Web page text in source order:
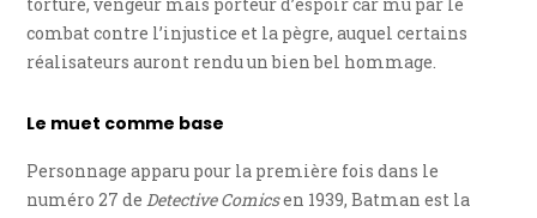
combat contre l’injustice et la pègre, auquel certains
réalisateurs auront rendu un bien bel hommage.
Le muet comme base
Personnage apparu pour la première fois dans le
numéro 27 deDetective Comicsen 1939, Batman est la